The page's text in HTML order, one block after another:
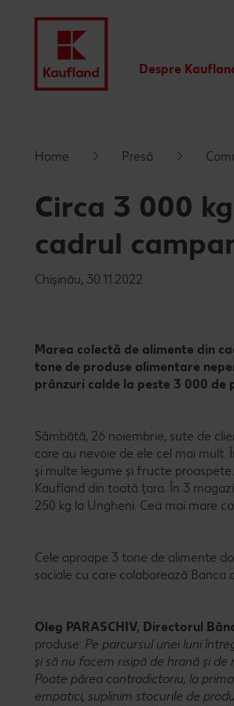
Despre
Branduri proprii
Home Presă
Circa 3 000
cadrul
Chișinău, 30.11.2022
Marea colectă de alimente din
tone de produse alimentare
prânzuri calde la peste 3 000 de
Sâmbătă, 26 noiembrie, sute de
care au nevoie de ele cel mai mult.
și multe legume și fructe
Kaufland din toată țara. În 3
250 kg la Ungheni. Cea mai mare
Cele aproape 3 tone de alimente
sociale cu care colaborează Banca
Oleg PARASCHIV, Directorul
produse: Pe parcursul unei luni
și să nu facem risipă de hrană și
Poate părea contradictoriu, la
empatici, suplinim stocurile de